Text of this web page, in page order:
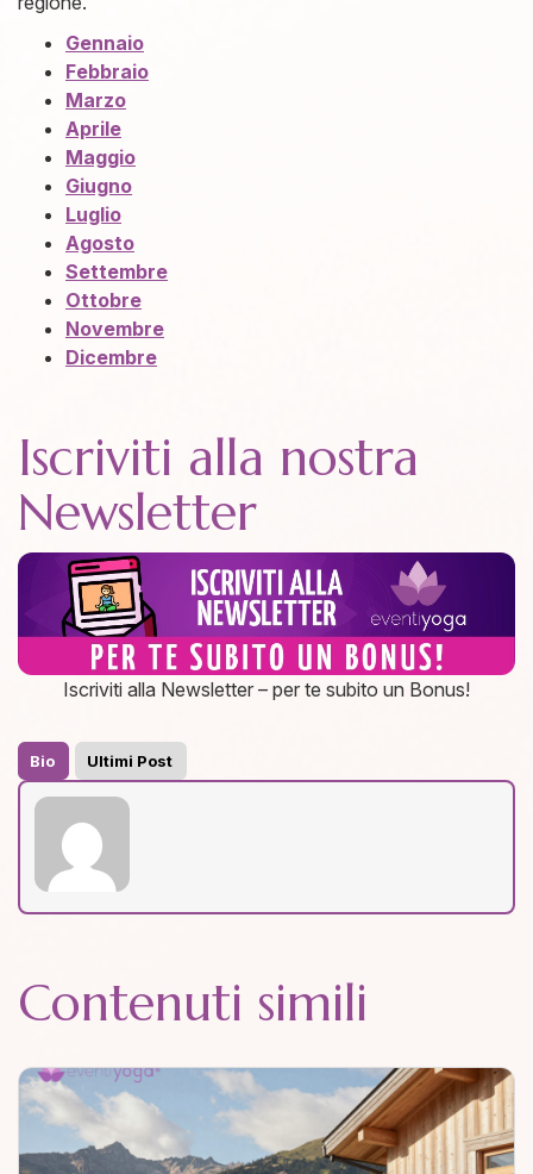
Gennaio
Febbraio
Marzo
Aprile
Maggio
Giugno
Luglio
Agosto
Settembre
Ottobre
Novembre
Dicembre
Iscriviti alla nostra
Newsletter
Iscriviti alla Newsletter – per te subito un Bonus!
Bio Ultimi Post
Contenuti simili